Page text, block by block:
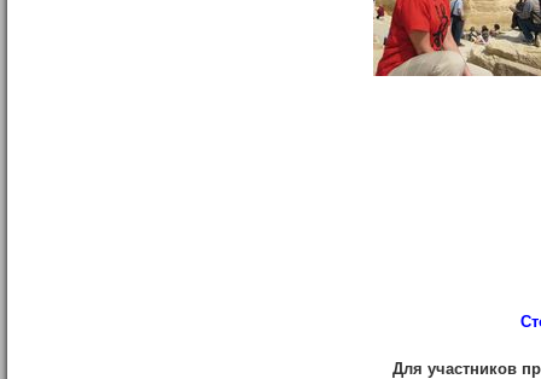
Для участников